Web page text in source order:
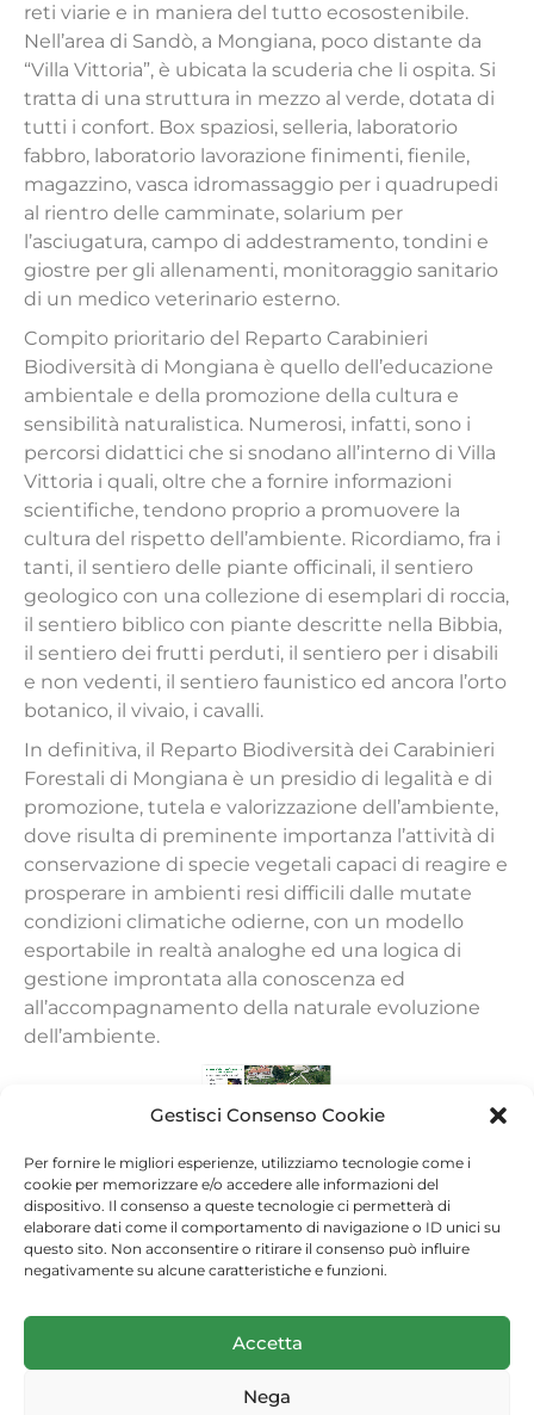
Gestisci Consenso Cookie
Per fornire le migliori esperienze, utilizziamo tecnologie come i
cookie per memorizzare e/o accedere alle informazioni del
dispositivo. Il consenso a queste tecnologie ci permetterà di
elaborare dati come il comportamento di navigazione o ID unici su
questo sito. Non acconsentire o ritirare il consenso può influire
negativamente su alcune caratteristiche e funzioni.
Accetta
Nega
reti viarie e in maniera del tutto ecosostenibile.
Nell’area di Sandò, a Mongiana, poco distante da
“Villa Vittoria”, è ubicata la scuderia che li ospita. Si
tratta di una struttura in mezzo al verde, dotata di
tutti i confort. Box spaziosi, selleria, laboratorio
fabbro, laboratorio lavorazione finimenti, fienile,
magazzino, vasca idromassaggio per i quadrupedi
al rientro delle camminate, solarium per
l’asciugatura, campo di addestramento, tondini e
giostre per gli allenamenti, monitoraggio sanitario
di un medico veterinario esterno.
Compito prioritario del Reparto Carabinieri
Biodiversità di Mongiana è quello dell’educazione
ambientale e della promozione della cultura e
sensibilità naturalistica. Numerosi, infatti, sono i
percorsi didattici che si snodano all’interno di Villa
Vittoria i quali, oltre che a fornire informazioni
scientifiche, tendono proprio a promuovere la
cultura del rispetto dell’ambiente. Ricordiamo, fra i
tanti, il sentiero delle piante officinali, il sentiero
geologico con una collezione di esemplari di roccia,
il sentiero biblico con piante descritte nella Bibbia,
il sentiero dei frutti perduti, il sentiero per i disabili
e non vedenti, il sentiero faunistico ed ancora l’orto
botanico, il vivaio, i cavalli.
In definitiva, il Reparto Biodiversità dei Carabinieri
Forestali di Mongiana è un presidio di legalità e di
promozione, tutela e valorizzazione dell’ambiente,
dove risulta di preminente importanza l’attività di
conservazione di specie vegetali capaci di reagire e
prosperare in ambienti resi difficili dalle mutate
condizioni climatiche odierne, con un modello
esportabile in realtà analoghe ed una logica di
gestione improntata alla conoscenza ed
all’accompagnamento della naturale evoluzione
dell’ambiente.